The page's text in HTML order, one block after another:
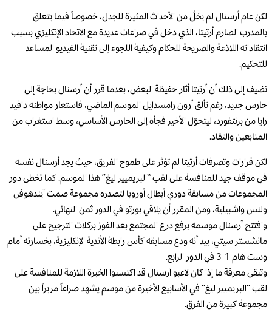
لكن عام أرسنال لم يخلُ من الأحداث المثيرة للجدل، خصوصاً فيما يتعلق
بالمدرب الصارم أرتيتا، الذي دخل في صراعات عديدة مع الاتحاد الإنكليزي بسبب
انتقاداته اللاذعة والصريحة للحكام وكيفية اللجوء إلى تقنية الفيديو المساعد
للتحكيم.
نضيف إلى ذلك أن أرتيتا أثار حفيظة البعض، بعدما قرر أن أرسنال بحاجة إلى
حارس جديد، رغم تألق أرون رامسدايل الموسم الماضي، فاستعار مواطنه دافيد
رايا من برنتفورد، ليتحوّل الأخير فجأة إلى الحارس الأساسي، وسط استغراب من
المتابعين والنقاد.
لكن قرارات وتصرفات أرتيتا لم تؤثر على طموح الفريق، حيث يجد أرسنال نفسه
في موقف جيد للمنافسة على لقب “البريميير ليغ” هذا الموسم. كما تخطى دور
المجموعات من مسابقة دوري أبطال أوروبا لتصدره مجموعة ضمت آيندهوفن
ولنس واشبيلية، ومن المقرر أن يلاقي بورتو في الدور ثمن النهائي.
وافتتح آرسنال موسمه برفع درع المجتمع بعد الفوز بركلات الترجيح على
مانشستر سيتي، بيد أنه ودع مسابقة كأس رابطة الأندية الإنكليزية، بخسارته أمام
وست هام 1-3 في الدور الرابع.
وتبقى معرفة ما إذا كان لاعبو آرسنال قد اكتسبوا الخبرة اللازمة للمنافسة على
لقب “البريميير ليغ” في الأسابيع الأخيرة من موسم يشهد صراعاً مريراً بين
مجموعة كبيرة من الفرق.